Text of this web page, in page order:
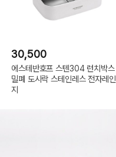
30,500
에스테반호프 스텐304 런치박스
밀폐 도시락 스테인레스 전자레인
지